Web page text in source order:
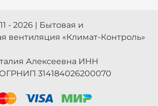
- 2026 | Бытовая и
вентиляция «Климат-Контроль»
Алексеевна ИНН
314184026200070